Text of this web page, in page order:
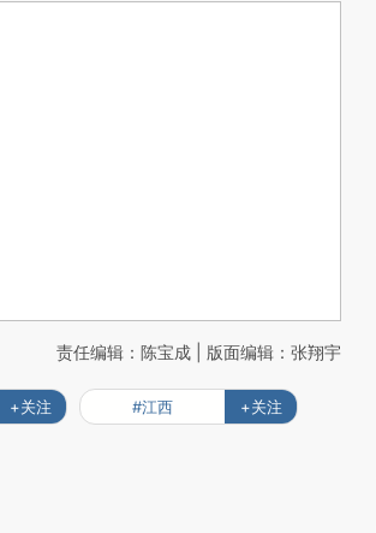
责任编辑：陈宝成 | 版面编辑：张翔宇
+关注 #江西 +关注